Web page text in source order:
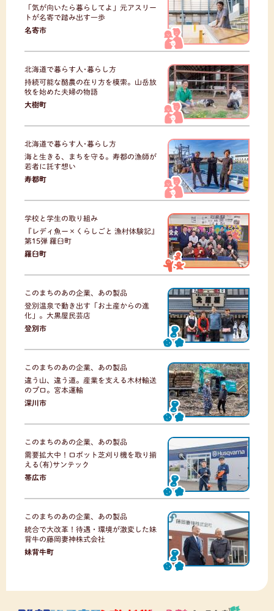
「気が向いたら暮らしてよ」元アスリー
トが名寄で踏み出す一歩
名寄市
北海道で暮らす人･暮らし方
持続可能な酪農の在り方を模索。山岳放
牧を始めた夫婦の物語
大樹町
北海道で暮らす人･暮らし方
海と生きる、まちを守る。寿都の漁師が
若者に託す想い
寿都町
学校と学生の取り組み
『レディ魚ー×くらしごと 漁村体験記』
第15弾 羅臼町
羅臼町
このまちのあの企業、あの製品
登別温泉で動き出す「お土産からの進
化」。大黒屋民芸店
登別市
このまちのあの企業、あの製品
違う山、違う道。産業を支える木材輸送
のプロ。宮本運輸
深川市
このまちのあの企業、あの製品
需要拡大中！ロボット芝刈り機を取り揃
える(有)サンテック
帯広市
このまちのあの企業、あの製品
統合で大改革！待遇・環境が激変した妹
背牛の藤岡妻神株式会社
妹背牛町